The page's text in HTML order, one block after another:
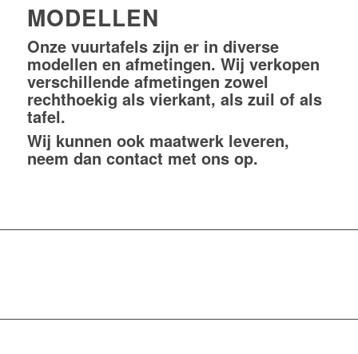
MODELLEN
Onze vuurtafels zijn er in diverse
modellen en afmetingen. Wij verkopen
verschillende afmetingen zowel
rechthoekig als vierkant, als zuil of als
tafel.
Wij kunnen ook maatwerk leveren,
neem dan contact met ons op.